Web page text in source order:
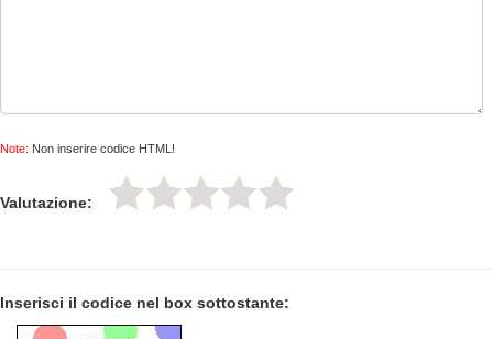
Note: Non inserire codice HTML!
Valutazione:
Inserisci il codice nel box sottostante: